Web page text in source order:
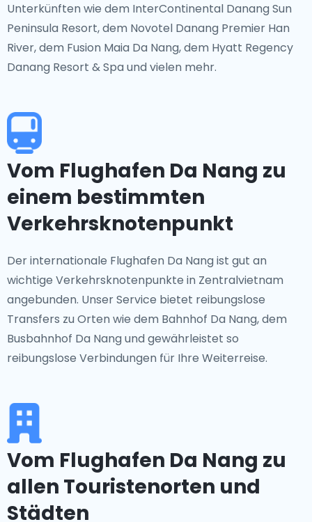
Unterkünften wie dem InterContinental Danang Sun
Peninsula Resort, dem Novotel Danang Premier Han
River, dem Fusion Maia Da Nang, dem Hyatt Regency
Danang Resort & Spa und vielen mehr.
Vom Flughafen Da Nang zu
einem bestimmten
Verkehrsknotenpunkt
Der internationale Flughafen Da Nang ist gut an
wichtige Verkehrsknotenpunkte in Zentralvietnam
angebunden. Unser Service bietet reibungslose
Transfers zu Orten wie dem Bahnhof Da Nang, dem
Busbahnhof Da Nang und gewährleistet so
reibungslose Verbindungen für Ihre Weiterreise.
Vom Flughafen Da Nang zu
allen Touristenorten und
Städten